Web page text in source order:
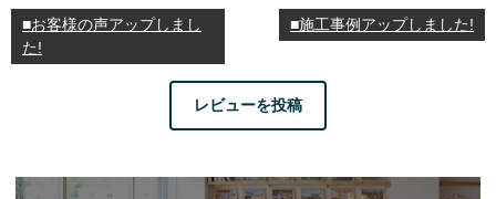
■お客様の声アップしまし
た!
■施工事例アップしました!
レビューを投稿